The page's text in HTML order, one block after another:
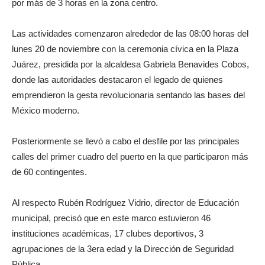
por más de 3 horas en la zona centro.
Las actividades comenzaron alrededor de las 08:00 horas del
lunes 20 de noviembre con la ceremonia cívica en la Plaza
Juárez, presidida por la alcaldesa Gabriela Benavides Cobos,
donde las autoridades destacaron el legado de quienes
emprendieron la gesta revolucionaria sentando las bases del
México moderno.
Posteriormente se llevó a cabo el desfile por las principales
calles del primer cuadro del puerto en la que participaron más
de 60 contingentes.
Al respecto Rubén Rodríguez Vidrio, director de Educación
municipal, precisó que en este marco estuvieron 46
instituciones académicas, 17 clubes deportivos, 3
agrupaciones de la 3era edad y la Dirección de Seguridad